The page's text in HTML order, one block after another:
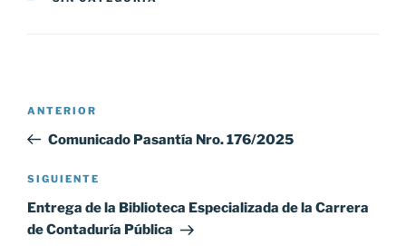
Navegación
entradas
Entrada
anterior:
ANTERIOR
Comunicado Pasantía Nro. 176/2025
Siguiente
entrada
SIGUIENTE
Entrega de la Biblioteca Especializada de la Carrera
de Contaduría Pública